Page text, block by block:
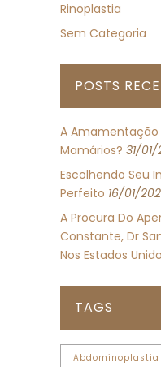
Rinoplastia
Sem Categoria
POSTS
A
Mamários? 31/
Escolhendo Seu
Perfeito 16/01/
A Procura Do
Constante, Dr
Nos Estados
TAGS
Abdominoplastia